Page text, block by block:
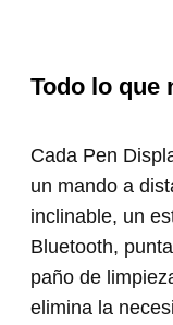
Todo lo que
Cada Pen
un mando a
inclinable, un
Bluetooth,
paño de
elimina la